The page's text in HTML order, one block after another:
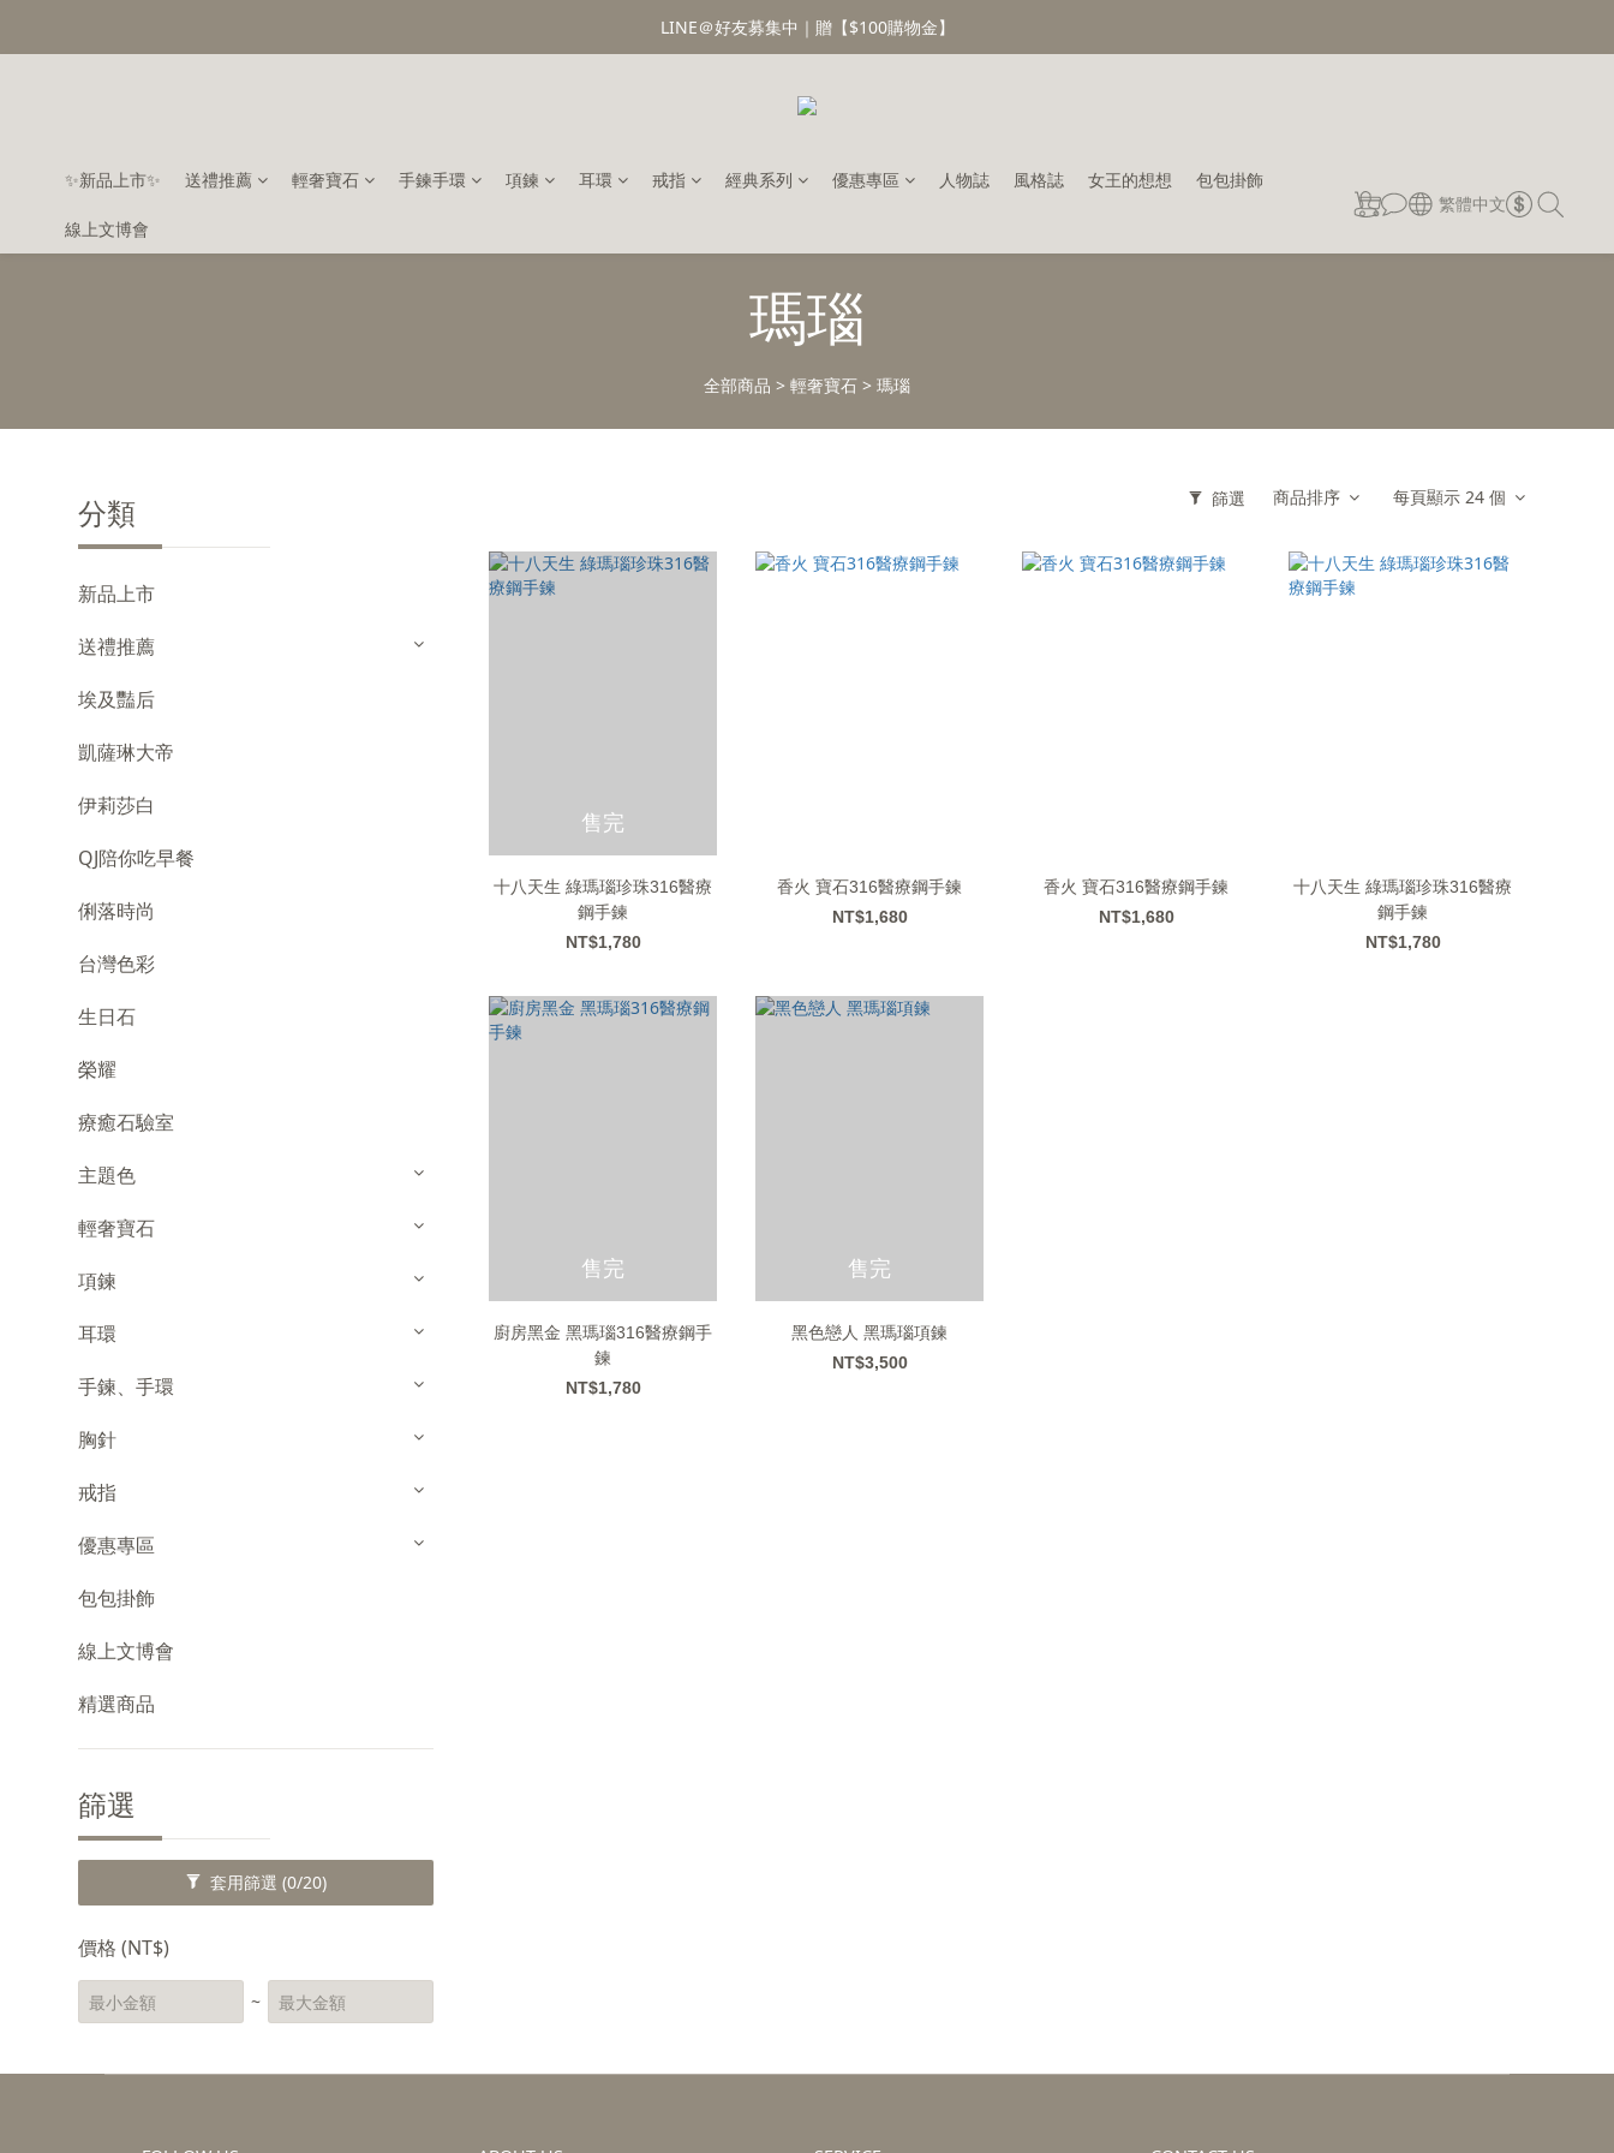
LINE＠好友募集中｜贈【$100購物金】
✨新品上市✨ 送禮推薦 輕奢寶石 手鍊手環 項鍊 耳環 戒指 經典系列 優惠專區 人物誌 風格誌 女王的想想 包包掛飾
線上文博會
繁體中文
瑪瑙
全部商品 > 輕奢寶石> 瑪瑙
分類
新品上市
送禮推薦
埃及豔后
凱薩琳大帝
伊莉莎白
QJ陪你吃早餐
俐落時尚
台灣色彩
生日石
榮耀
療癒石驗室
主題色
輕奢寶石
項鍊
耳環
手鍊、手環
胸針
戒指
優惠專區
包包掛飾
線上文博會
精選商品
篩選
套用篩選 (0/20)
價格 (NT$)
~
篩選 商品排序 每頁顯示 24 個
售完
十八天生 綠瑪瑙珍珠316醫療
鋼手鍊
NT$1,780
香火 寶石316醫療鋼手鍊
NT$1,680
香火 寶石316醫療鋼手鍊
NT$1,680
十八天生 綠瑪瑙珍珠316醫療
鋼手鍊
NT$1,780
售完
廚房黑金 黑瑪瑙316醫療鋼手
鍊
NT$1,780
售完
黑色戀人 黑瑪瑙項鍊
NT$3,500